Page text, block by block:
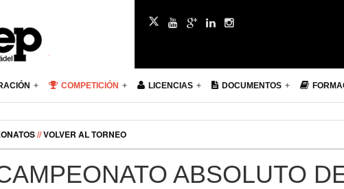
COMPETICIÓN LICENCIAS DOCUMENTOS
//VOLVER AL TORNEO
ABSOLUTO